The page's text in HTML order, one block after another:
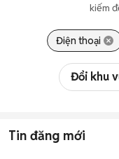
kiếm
Điện thoại
Đổi khu
Tin đăng mới